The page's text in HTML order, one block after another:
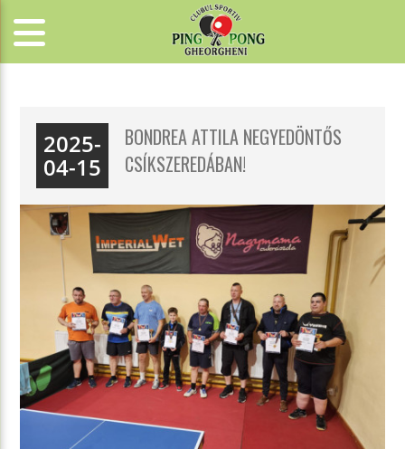
2025-
04-15
BONDREA ATTILA NEGYEDÖNTŐS
CSÍKSZEREDÁBAN!